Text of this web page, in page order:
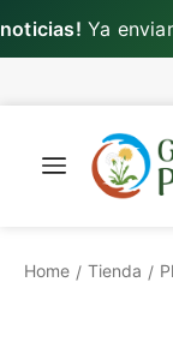
Ya
Home / Tienda /